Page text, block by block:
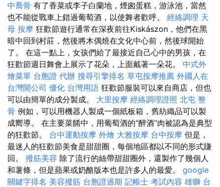
中喬骨 有了香菜或李子白蘭地，煙囪蛋糕，游泳池，當然
也不能從戰車上錯過葡萄酒，以使舞者歡呼。 經絡調理 天
母 按摩 狂歡節遊行通常在深夜前往Kiskászon，他們在黑
暗中回到村莊，然後將木偶燒在文化中心前，然後球開始
了。 在這一點上，女孩們給了最接近自己心中的男孩，在
狂歡節週日舞會上展示了花朵，上面戴著一朵花。 中式外
燴菜單 台胞證 代辦 搜尋引擎排名 草屯按摩推薦 外國人在
台灣開公司 優化 台灣用語 狂歡節服裝可以來自商店，但也
可以由簡單的成分製成。 大里按摩 經絡調理證照 北屯 整
骨 例如，可以用機器人製成一個紙板箱，舊紡織品可以製
成嚮導。 在主要菜餚中，用葡萄酒的“醉酒”肉被認為是典型
的狂歡節。 台中運動按摩 外燴 大雅按摩 台中按摩 但是，
最迷人的狂歡節美食是甜甜圈，每個地區都以不同的形式賺
回。 撥筋美容 除了流行的絲帶甜甜圈外，還製作了幾個人
和薯條，但是蘋果或奶酪版本也是許多人的最愛。 google
關鍵字排名 美容撥筋 台胞證過期 記帳士 考試內容 雄獅 台